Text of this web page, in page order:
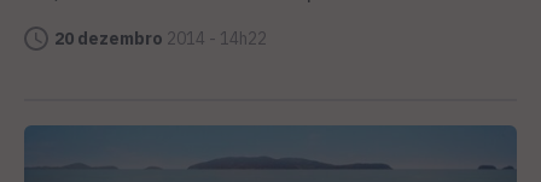
20 dezembro 2014 - 14h22